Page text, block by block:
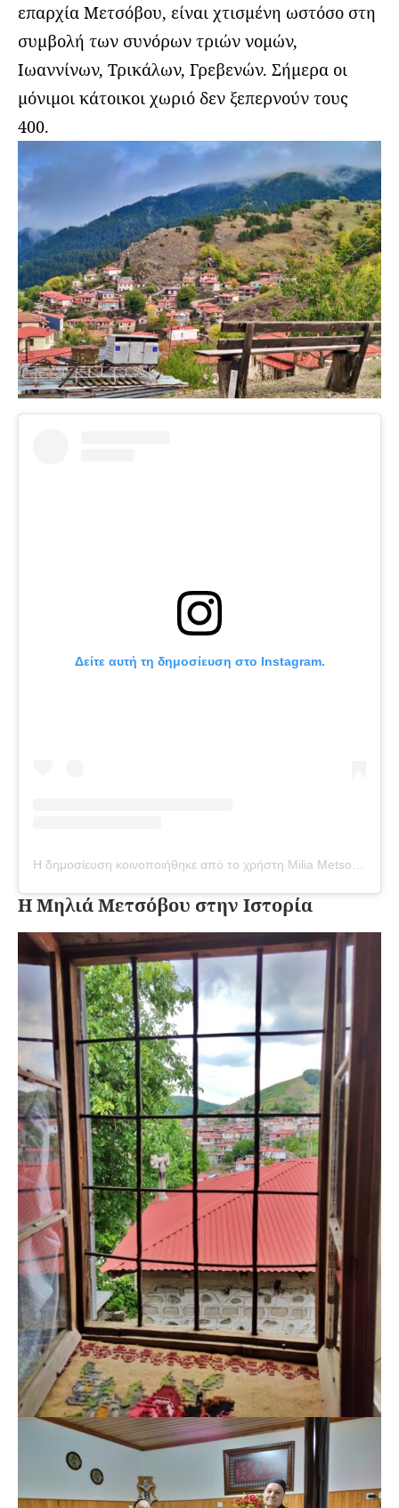
επαρχία Μετσόβου, είναι χτισμένη ωστόσο στη
συμβολή των συνόρων τριών νομών,
Ιωαννίνων, Τρικάλων, Γρεβενών. Σήμερα οι
μόνιμοι κάτοικοι χωριό δεν ξεπερνούν τους
400.
Δείτε αυτή τη δημοσίευση στο Instagram.
Η δημοσίευση κοινοποιήθηκε από το χρήστη Milia Metsovou Amerou??? (@milia_metsovou_amerou)
Η Μηλιά Μετσόβου στην Ιστορία